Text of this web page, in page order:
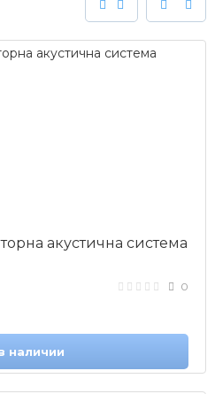
акустична система
0
наличии